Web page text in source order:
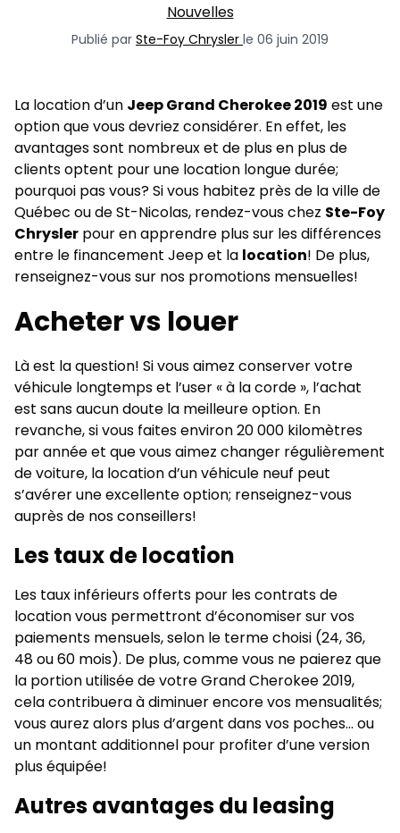
Nouvelles
Publié par Ste-Foy Chrysler le 06 juin 2019
La location d’un Jeep Grand Cherokee 2019 est une
option que vous devriez considérer. En effet, les
avantages sont nombreux et de plus en plus de
clients optent pour une location longue durée;
pourquoi pas vous? Si vous habitez près de la ville de
Québec ou de St-Nicolas, rendez-vous chez Ste-Foy
Chrysler pour en apprendre plus sur les différences
entre le financement Jeepet la location! De plus,
renseignez-vous sur nos promotions mensuelles!
Acheter vs louer
Là est la question! Si vous aimez conserver votre
véhicule longtemps et l’user « à la corde », l’achat
est sans aucun doute la meilleure option. En
revanche, si vous faites environ 20 000 kilomètres
par année et que vous aimez changer régulièrement
de voiture, la location d’un véhicule neuf peut
s’avérer une excellente option; renseignez-vous
auprès de nos conseillers!
Les taux de location
Les taux inférieurs offerts pour les contrats de
location vous permettront d’économiser sur vos
paiements mensuels, selon le terme choisi (24, 36,
48 ou 60 mois). De plus, comme vous ne paierez que
la portion utilisée de votre Grand Cherokee 2019,
cela contribuera à diminuer encore vos mensualités;
vous aurez alors plus d’argent dans vos poches… ou
un montant additionnel pour profiter d’une version
plus équipée!
Autres avantages du leasing